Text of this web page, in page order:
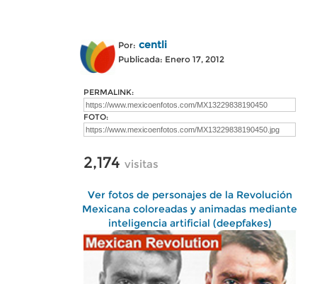
Por: centli
Publicada: Enero 17, 2012
PERMALINK:
FOTO:
2,174 visitas
Ver fotos de personajes de la Revolución
Mexicana coloreadas y animadas mediante
inteligencia artificial (deepfakes)